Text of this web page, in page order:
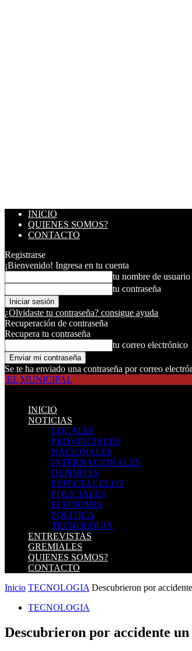
INICIO
QUIENES SOMOS?
CONTACTO
Registrarse
¡Bienvenido! Ingresa en tu cuenta
tu nombre de usuario
tu contraseña
¿Olvidaste tu contraseña? consigue ayuda
Recuperación de contraseña
Recupera tu contraseña
tu correo electrónico
Se te ha enviado una contraseña por correo
EL MUNICIPAL
INICIO
NOTICIAS
LOCALES
PROVINCIALES
NACIONALES
INTERNACIONALES
DEPORTES
ESPECTACULOS
POLICIALES
ECONOMIA
POLITICA
TECNOLOGIA
ENTREVISTAS
GREMIALES
QUIENES SOMOS?
CONTACTO
Inicio TECNOLOGIA Descubrieron por
TECNOLOGIA
Descubrieron por accidente